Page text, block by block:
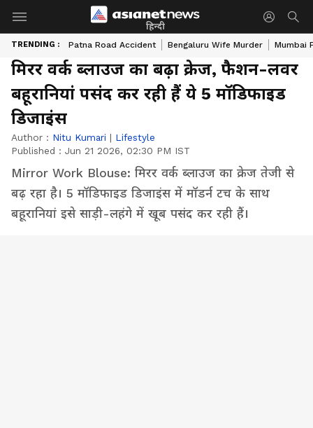
हिन्दी
TRENDING : Patna Road Accident Bengaluru Wife Murder Mumbai
मिरर वर्क ब्लाउज का बढ़ा क्रेज, फैशन-लवर
बहूरानियां पसंद कर रही हैं ये 5 मॉडिफाइड
डिजाइंस
Author : Nitu Kumari | Lifestyle
Published : Jun 21 2026, 02:30 PM IST
Mirror Work Blouse: मिरर वर्क ब्लाउज का क्रेज तेजी से
बढ़ रहा है। 5 मॉडिफाइड डिजाइंस में मॉडर्न टच के साथ
बहूरानियां इसे साड़ी-लहंगे में खूब पसंद कर रही हैं।